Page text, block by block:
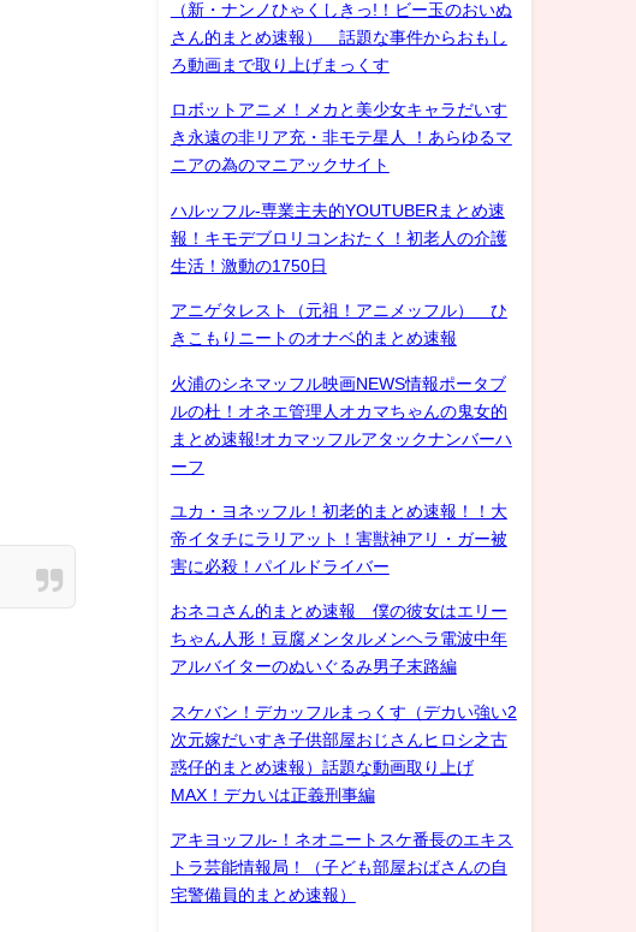
（新・ナンノひゃくしきっ!！ビー玉のおいぬ
さん的まとめ速報） 話題な事件からおもし
ろ動画まで取り上げまっくす
ロボットアニメ！メカと美少女キャラだいす
き永遠の非リア充・非モテ星人 ！あらゆるマ
ニアの為のマニアックサイト
ハルッフル-専業主夫的YOUTUBERまとめ速
報！キモデブロリコンおたく！初老人の介護
生活！激動の1750日
アニゲタレスト（元祖！アニメッフル） ひ
きこもりニートのオナベ的まとめ速報
火浦のシネマッフル映画NEWS情報ポータブ
ルの杜！オネエ管理人オカマちゃんの鬼女的
まとめ速報!オカマッフルアタックナンバーハ
ーフ
ユカ・ヨネッフル！初老的まとめ速報！！大
帝イタチにラリアット！害獣神アリ・ガー被
害に必殺！パイルドライバー
おネコさん的まとめ速報 僕の彼女はエリー
ちゃん人形！豆腐メンタルメンヘラ電波中年
アルバイターのぬいぐるみ男子末路編
スケバン！デカッフルまっくす（デカい強い2
次元嫁だいすき子供部屋おじさんヒロシ之古
惑仔的まとめ速報）話題な動画取り上げ
MAX！デカいは正義刑事編
アキヨッフル-！ネオニートスケ番長のエキス
トラ芸能情報局！（子ども部屋おばさんの自
宅警備員的まとめ速報）